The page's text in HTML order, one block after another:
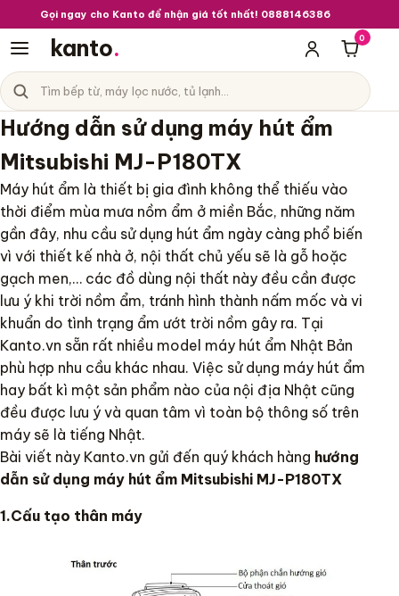
Gọi ngay cho Kanto để nhận giá tốt nhất! 0888146386
kanto.
Tìm sản phẩm
Danh mục sản phẩm
Giỏ
0
Hướng dẫn sử dụng máy hút ẩm
Mitsubishi MJ-P180TX
Máy hút ẩm là thiết bị gia đình không thể thiếu vào
thời điểm mùa mưa nồm ẩm ở miền Bắc, những năm
gần đây, nhu cầu sử dụng hút ẩm ngày càng phổ biến
vì với thiết kế nhà ở, nội thất chủ yếu sẽ là gỗ hoặc
gạch men,… các đồ dùng nội thất này đều cần được
lưu ý khi trời nồm ẩm, tránh hình thành nấm mốc và vi
khuẩn do tình trạng ẩm ướt trời nồm gây ra. Tại
Kanto.vn sẵn rất nhiều model máy hút ẩm Nhật Bản
phù hợp nhu cầu khác nhau. Việc sử dụng máy hút ẩm
hay bất kì một sản phẩm nào của nội địa Nhật cũng
đều được lưu ý và quan tâm vì toàn bộ thông số trên
máy sẽ là tiếng Nhật.
Bài viết này Kanto.vn gửi đến quý khách hàng hướng
dẫn sử dụng máy hút ẩm Mitsubishi MJ-P180TX
1.Cấu tạo thân máy